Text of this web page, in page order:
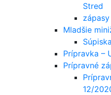
Stred
Mladšie
Prípravka –
Prípravné
12/